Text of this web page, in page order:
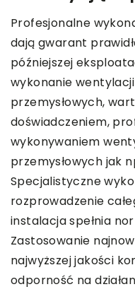
Profesjonalne
dają gwarant
późniejszej
wykonanie
przemysłowych,
doświadczeniem,
wykonywaniem
przemysłowych jak
Specjalistyczne
rozprowadzenie
instalacja spełnia
Zastosowanie
najwyższej jakości
odporność na